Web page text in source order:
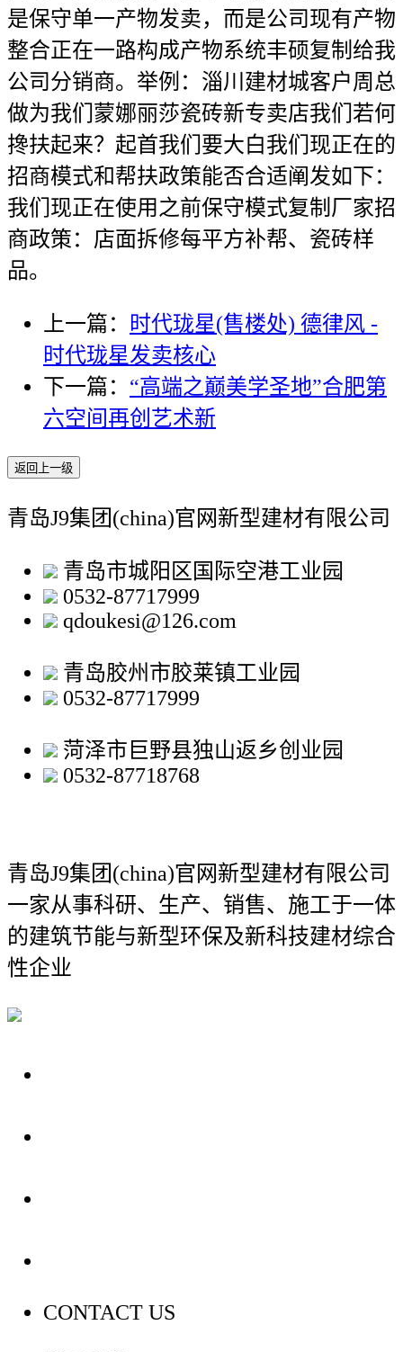
是保守单一产物发卖，而是公司现有产物
整合正在一路构成产物系统丰硕复制给我
公司分销商。举例：淄川建材城客户周总
做为我们蒙娜丽莎瓷砖新专卖店我们若何
搀扶起来？起首我们要大白我们现正在的
招商模式和帮扶政策能否合适阐发如下：
我们现正在使用之前保守模式复制厂家招
商政策：店面拆修每平方补帮、瓷砖样
品。
上一篇：
时代珑星(售楼处) 德律风 -
时代珑星发卖核心
下一篇： “高端之巅美学圣地”合肥第
六空间再创艺术新
返回上一级
青岛J9集团(china)官网新型建材有限公司
青岛市城阳区国际空港工业园
0532-87717999
qdoukesi@126.com
青岛胶州市胶莱镇工业园
0532-87717999
菏泽市巨野县独山返乡创业园
0532-87718768
青岛J9集团(china)官网新型建材有限公司
一家从事科研、生产、销售、施工于一体
的建筑节能与新型环保及新科技建材综合
性企业
CONTACT US